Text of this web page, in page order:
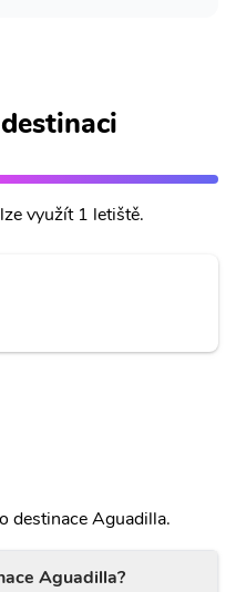
využít 1 letiště.
destinace Aguadilla.
Aguadilla?